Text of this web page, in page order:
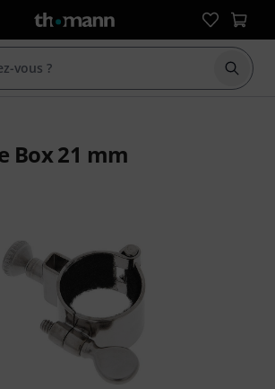
Box 21 mm
étoiles sur 5 d'après 8 évaluations clients